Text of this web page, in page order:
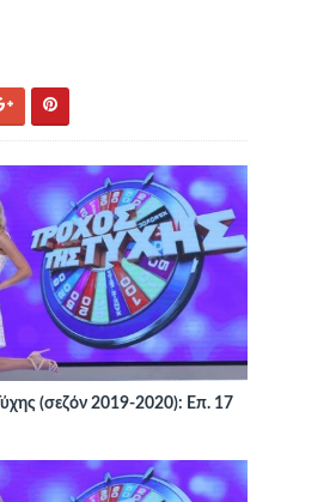
(σεζόν 2019-2020): Επ. 17